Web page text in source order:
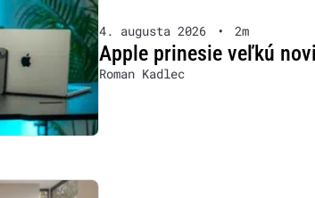
4. augusta 2026 • 2m
Apple prinesie veľkú
Roman Kadlec